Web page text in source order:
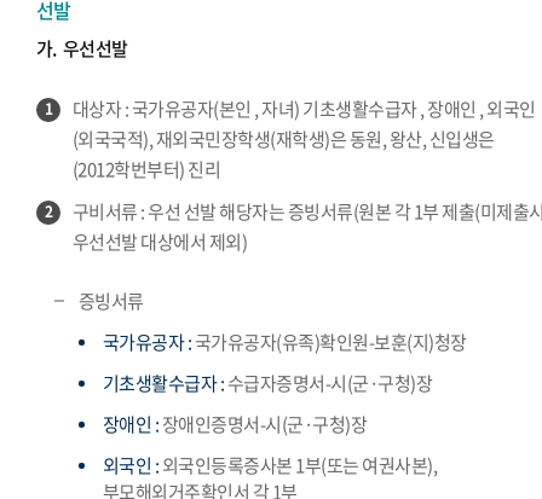
선발
가. 우선선발
1
대상자 : 국가유공자(본인 , 자녀) 기초생활수급자 , 장애인 , 외국인
(외국국적), 재외국민장학생(재학생)은 동원, 왕산, 신입생은
(2012학번부터) 진리
2
구비서류 : 우선 선발 해당자는 증빙서류(원본 각 1부 제출(미제출
우선선발 대상에서 제외)
증빙서류
국가유공자 :국가유공자(유족)확인원-보훈(지)청장
기초생활수급자 :수급자증명서-시(군·구청)장
장애인 :장애인증명서-시(군·구청)장
외국인 :외국인등록증사본 1부(또는 여권사본),
부모해외거주확인서 각 1부